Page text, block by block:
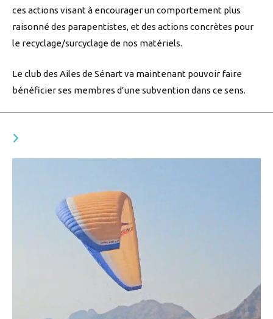
ces actions visant à encourager un comportement plus
raisonné des parapentistes, et des actions concrètes pour
le recyclage/surcyclage de nos matériels.
Le club des Ailes de Sénart va maintenant pouvoir faire
bénéficier ses membres d’une subvention dans ce sens.